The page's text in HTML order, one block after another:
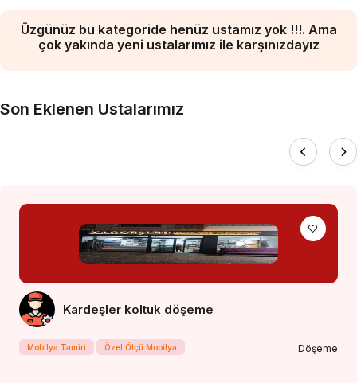
Üzgünüz bu kategoride henüz ustamız yok !!!. Ama
çok yakında yeni ustalarımız ile karşınızdayız
Son Eklenen Ustalarımız
Kardeşler koltuk döşeme
Mobilya Tamiri Özel Ölçü Mobilya Döşeme